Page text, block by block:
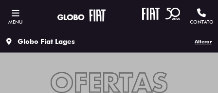
MENU CONTATO
Globo Fiat Lages Alterar